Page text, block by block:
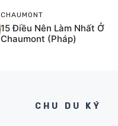
CHAUMONT
15 Điều Nên Làm Nhất Ở
Chaumont (Pháp)
CHU DU KÝ